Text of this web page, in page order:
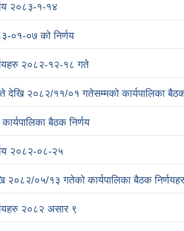
२०८३-१-१४
०१-०७ को निर्णय
२०८२-१२-१८ गते
देखि २०८२/११/०१ गतेसम्मको कार्यपालिका
बैठक निर्णय
२०८२-०८-२५
०५/१३ गतेको कार्यपालिका बैठक
२०८२ असार ९